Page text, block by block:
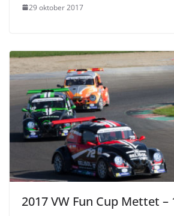
29 oktober 2017
2017 VW Fun Cup Mettet –